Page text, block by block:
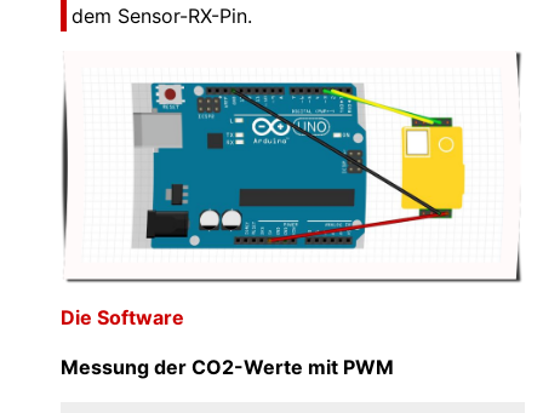
dem Sensor-RX-Pin.
Die Software
Messung der CO2-Werte mit PWM